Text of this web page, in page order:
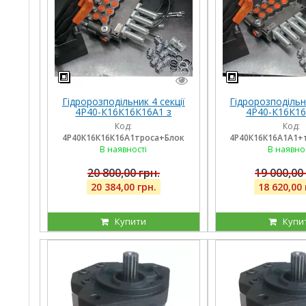
Гідророзподільник 4 секції
4Р40-К16К16К16А1 з
плаваючими на 3 секції,
троса та блок важелів на 4
ричага
Код:
4Р40К16К16К16А1троса+Блок
В наявності
20 800,00 грн.
20 384,00 грн.
Купити
4Р40-
плаваючими на
троса та блок
ричага
Код:
В
19
18 620,00